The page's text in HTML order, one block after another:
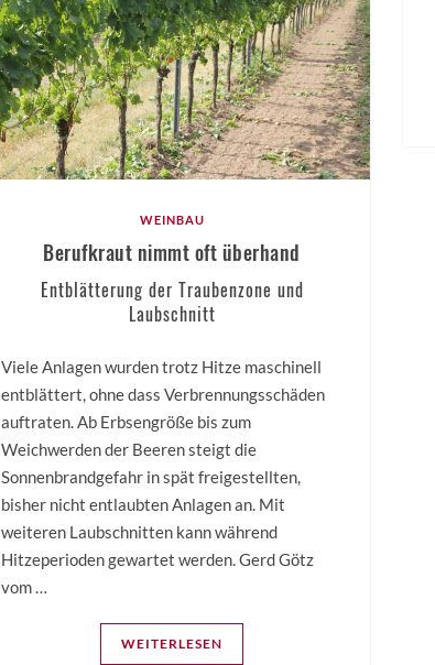
WEINBAU
Berufkraut nimmt oft überhand
Entblätterung der Traubenzone und
Laubschnitt
Viele Anlagen wurden trotz Hitze maschinell
entblättert, ohne dass Verbrennungsschäden
auftraten. Ab Erbsengröße bis zum
Weichwerden der Beeren steigt die
Sonnenbrandgefahr in spät freigestellten,
bisher nicht entlaubten Anlagen an. Mit
weiteren Laubschnitten kann während
Hitzeperioden gewartet werden. Gerd Götz
vom …
WEITERLESEN